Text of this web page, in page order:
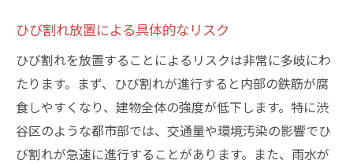
ひび割れ放置による具体的なリスク
ひび割れを放置することによるリスクは非常に多岐にわ
たります。まず、ひび割れが進行すると内部の鉄筋が腐
食しやすくなり、建物全体の強度が低下します。特に渋
谷区のような都市部では、交通量や環境汚染の影響でひ
び割れが急速に進行することがあります。また、雨水が